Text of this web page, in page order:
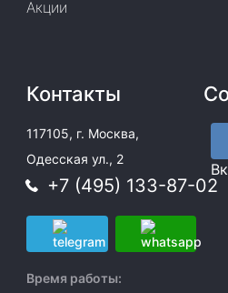
Акции
Контакты
117105, г. Москва,
Одесская ул., 2
+7 (495) 133-87-02
Время работы: